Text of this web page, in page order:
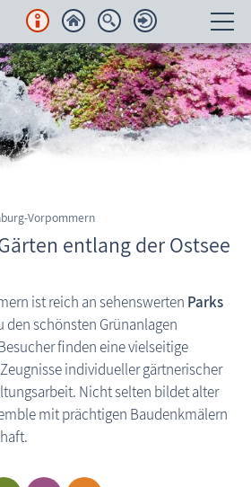
Vorpommern
entlang der Ostsee
ist reich an sehenswerten Parks
den schönsten Grünanlagen
finden eine vielseitige
individueller gärtnerischer
Nicht selten bildet alter
mit prächtigen Baudenkmälern